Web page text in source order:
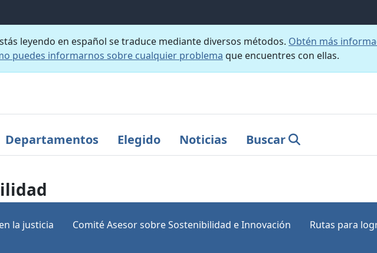
leyendo en español se traduce mediante diversos métodos. Obtén más
puedes informarnos sobre cualquier problema que encuentres con ellas.
Departamentos Elegido Noticias Buscar
la justicia Comité Asesor sobre Sostenibilidad e Innovación Rutas para